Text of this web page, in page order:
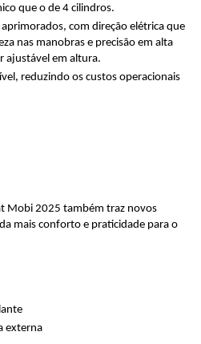
que o de 4 cilindros.
com direção elétrica que
nas manobras e precisão em alta
ajustável em altura.
reduzindo os custos operacionais
Mobi 2025 também traz novos
mais conforto e praticidade para o
externa